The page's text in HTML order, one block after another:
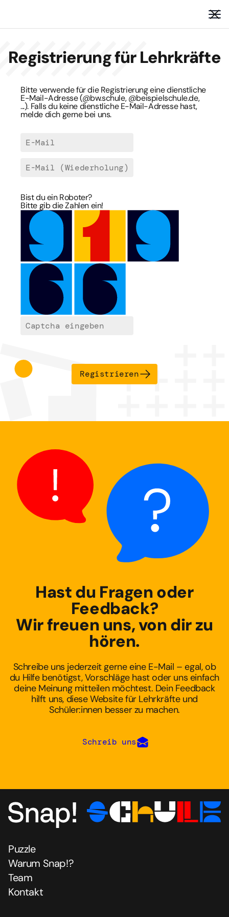
Registrierung für Lehrkräfte
Bitte verwende für die Registrierung eine dienstliche
E-Mail-Adresse (@bw.schule, @beispielschule.de,
...). Falls du keine dienstliche E-Mail-Adresse hast,
melde dich gerne bei uns.
E-Mail (Wiederholung)
Bist du ein Roboter?
Bitte gib die Zahlen ein!
Registrieren
Hast du Fragen oder
Feedback?
Wir freuen uns, von dir zu
hören.
Schreibe uns jederzeit gerne eine E-Mail – egal, ob
du Hilfe benötigst, Vorschläge hast oder uns einfach
deine Meinung mitteilen möchtest. Dein Feedback
hilft uns, diese Website für Lehrkräfte und
Schüler:innen besser zu machen.
Schreib uns
Puzzle
Warum Snap!?
Team
Kontakt